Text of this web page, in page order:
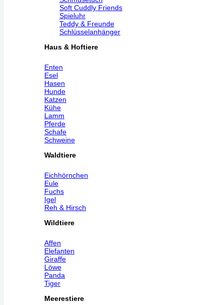
Soft Cuddly Friends
Spieluhr
Teddy & Freunde
Schlüsselanhänger
Haus & Hoftiere
Enten
Esel
Hasen
Hunde
Katzen
Kühe
Lamm
Pferde
Schafe
Schweine
Waldtiere
Eichhörnchen
Eule
Fuchs
Igel
Reh & Hirsch
Wildtiere
Affen
Elefanten
Giraffe
Löwe
Panda
Tiger
Meerestiere